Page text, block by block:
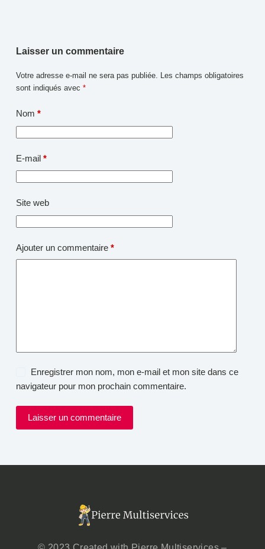
Laisser un commentaire
Votre adresse e-mail ne sera pas publiée. Les champs obligatoires
sont indiqués avec *
Nom *
E-mail*
Site web
Ajouter un commentaire*
Enregistrer mon nom, mon e-mail et mon site dans ce
navigateur pour mon prochain commentaire.
Laisser un commentaire